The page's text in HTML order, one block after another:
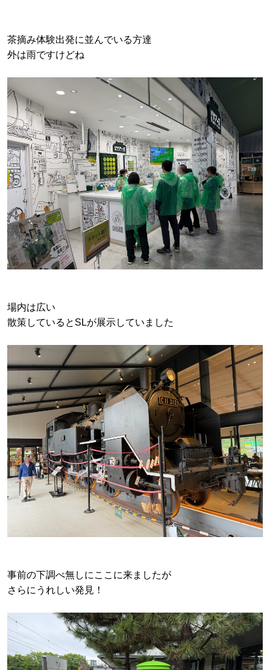
茶摘み体験出発に並んでいる方達
外は雨ですけどね
場内は広い
散策しているとSLが展示していました
事前の下調べ無しにここに来ましたが
さらにうれしい発見！